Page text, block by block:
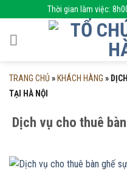
to
content
Thời gian làm việc:
TRANG CHỦ » KHÁCH HÀNG »
TẠI HÀ NỘI
Dịch vụ cho thuê